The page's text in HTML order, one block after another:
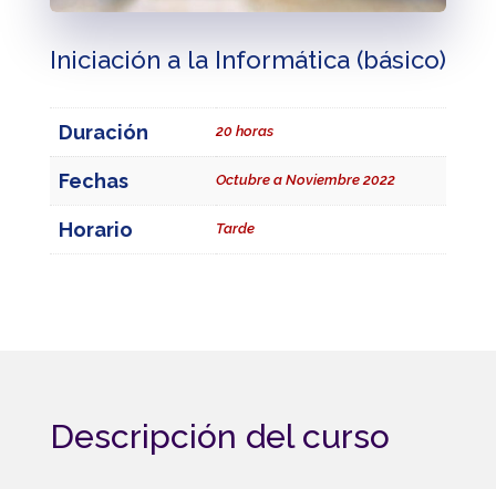
Iniciación a la Informática (básico)
Duración 20 horas
Fechas Octubre a Noviembre 2022
Horario Tarde
Descripción del curso